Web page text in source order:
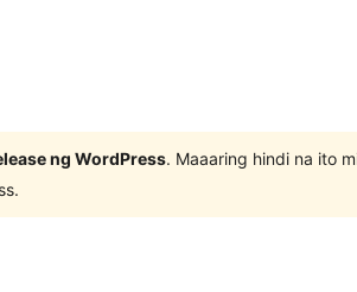
ng WordPress. Maaaring hindi na ito